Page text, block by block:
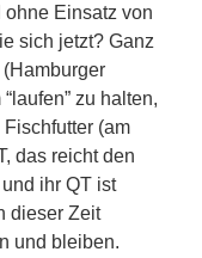
Einsatz von
sich jetzt? Ganz
zu halten,
(am
das reicht den
ihr QT ist
dieser Zeit
und bleiben.